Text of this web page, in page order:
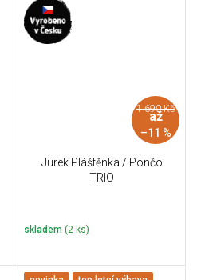
1 690 Kč
až
–11 %
Jurek Pláštěnka / Pončo
TRIO
skladem (2 ks)